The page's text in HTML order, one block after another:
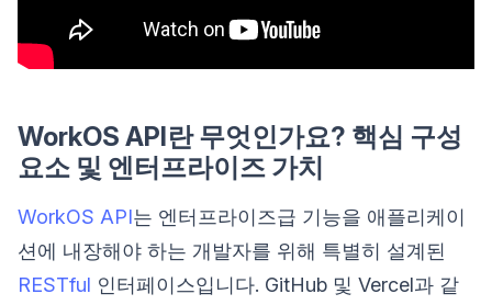
WorkOS API란 무엇인가요? 핵심 구성
요소 및 엔터프라이즈 가치
WorkOS API는 엔터프라이즈급 기능을 애플리케이
션에 내장해야 하는 개발자를 위해 특별히 설계된
RESTful 인터페이스입니다. GitHub 및 Vercel과 같